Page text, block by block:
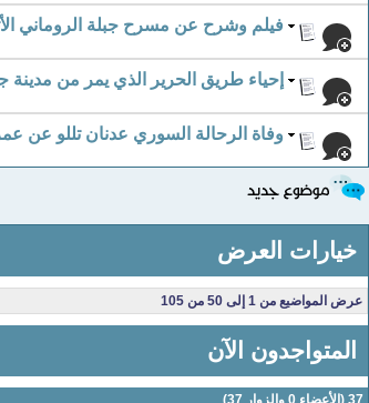
فيلم وشرح عن مسرح جبلة الروماني
إحياء طريق الحرير الذي يمر من مدينة
وفاة الرحالة السوري عدنان تللو عن
خيارات العرض
عرض المواضيع من 1 إلى 50 من 105
المتواجدون الآن
37 (الأعضاء 0 والزوار 37)